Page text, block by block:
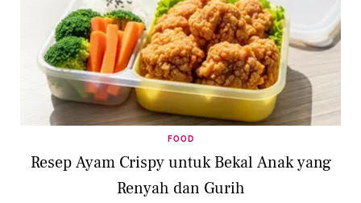
FOOD
Resep Ayam Crispy untuk Bekal Anak yang
Renyah dan Gurih